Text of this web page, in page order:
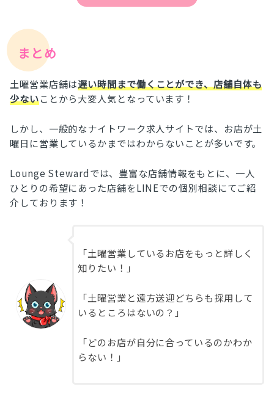
まとめ
土曜営業店舗は遅い時間まで働くことができ、店舗自体も
少ないことから大変人気となっています！
しかし、一般的なナイトワーク求人サイトでは、お店が土
曜日に営業しているかまではわからないことが多いです。
Lounge Stewardでは、豊富な店舗情報をもとに、一人
ひとりの希望にあった店舗をLINEでの個別相談にてご紹
介しております！
「土曜営業しているお店をもっと詳しく
知りたい！」
「土曜営業と遠方送迎どちらも採用して
いるところはないの？」
「どのお店が自分に合っているのかわか
らない！」